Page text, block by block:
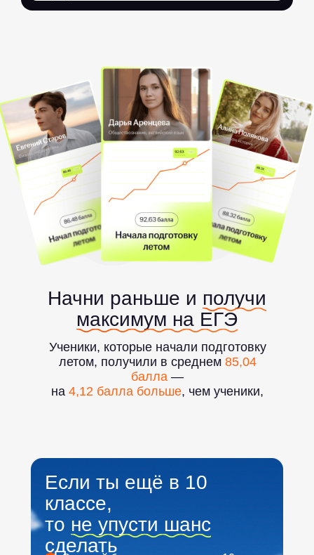
Ученики, которые начали подготовку
летом, получили в среднем 85,04
балла —
на 4,12 балла больше, чем ученики,
Начни раньше и получи
максимум на ЕГЭ
Если ты ещё в 10
классе,
то не упусти шанс
сделать